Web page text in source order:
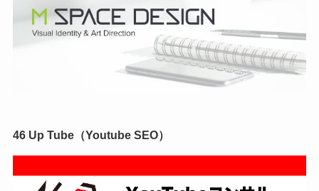
46 Up Tube（Youtube SEO）